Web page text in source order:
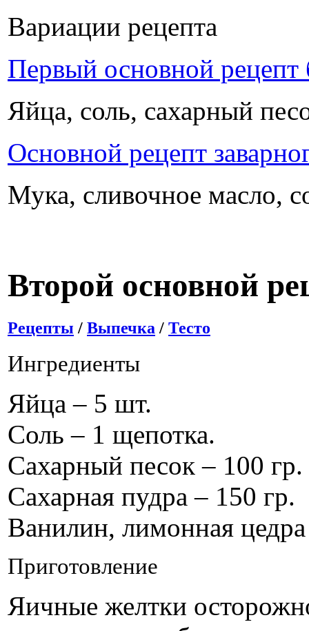
Вариации рецепта
Первый основной рецепт
Яйца, соль, сахарный
Основной рецепт
Мука, сливочное масло,
Второй основной
Рецепты / Выпечка / Тесто
Ингредиенты
Яйца – 5 шт.
Соль – 1 щепотка.
Сахарный песок – 100 гр.
Сахарная пудра – 150 гр.
Ванилин, лимонная цедра
Приготовление
Яичные желтки